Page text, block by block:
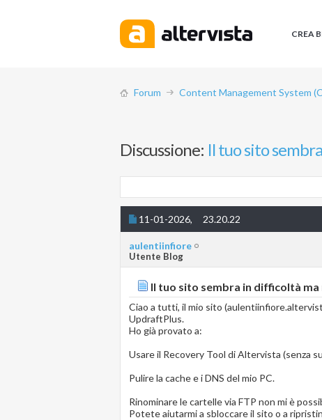
CREA
Forum Content Management System
Discussione: Il tuo sito
11-01-2026, 23.20.22
aulentiinfiore
Utente Blog
Il tuo sito sembra in difficoltà
Ciao a tutti, il mio sito
UpdraftPlus.
Ho già provato a:
Usare il Recovery Tool di Altervista (senza
Pulire la cache e i DNS del mio PC.
Rinominare le cartelle via FTP non mi è
Potete aiutarmi a sbloccare il sito o a